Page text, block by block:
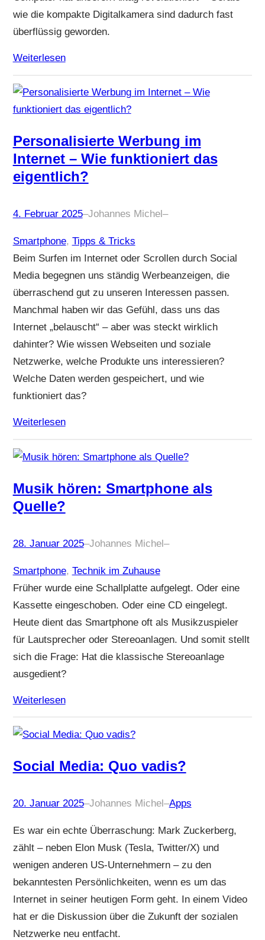
wie die kompakte Digitalkamera sind dadurch fast
überflüssig geworden.
Weiterlesen
Personalisierte Werbung im
Internet – Wie funktioniert das
eigentlich?
4. Februar 2025–Johannes Michel –
Smartphone, Tipps & Tricks
Beim Surfen im Internet oder Scrollen durch Social
Media begegnen uns ständig Werbeanzeigen, die
überraschend gut zu unseren Interessen passen.
Manchmal haben wir das Gefühl, dass uns das
Internet „belauscht“ – aber was steckt wirklich
dahinter? Wie wissen Webseiten und soziale
Netzwerke, welche Produkte uns interessieren?
Welche Daten werden gespeichert, und wie
funktioniert das?
Weiterlesen
Musik hören: Smartphone als
Quelle?
28. Januar 2025–Johannes Michel–
Smartphone, Technik im Zuhause
Früher wurde eine Schallplatte aufgelegt. Oder eine
Kassette eingeschoben. Oder eine CD eingelegt.
Heute dient das Smartphone oft als Musikzuspieler
für Lautsprecher oder Stereoanlagen. Und somit stellt
sich die Frage: Hat die klassische Stereoanlage
ausgedient?
Weiterlesen
Social Media: Quo vadis?
20. Januar 2025–Johannes Michel–Apps
Es war ein echte Überraschung: Mark Zuckerberg,
zählt – neben Elon Musk (Tesla, Twitter/X) und
wenigen anderen US-Unternehmern – zu den
bekanntesten Persönlichkeiten, wenn es um das
Internet in seiner heutigen Form geht. In einem Video
hat er die Diskussion über die Zukunft der sozialen
Netzwerke neu entfacht.